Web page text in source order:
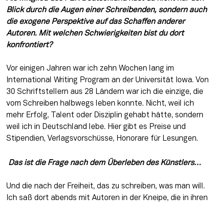
Blick durch die Augen einer Schreibenden, sondern auch
die exogene Perspektive auf das Schaffen anderer
Autoren. Mit welchen Schwierigkeiten bist du dort
konfrontiert?
Vor einigen Jahren war ich zehn Wochen lang im
International Writing Program an der Universität Iowa. Von
30 Schriftstellern aus 28 Ländern war ich die einzige, die
vom Schreiben halbwegs leben konnte. Nicht, weil ich
mehr Erfolg, Talent oder Disziplin gehabt hätte, sondern
weil ich in Deutschland lebe. Hier gibt es Preise und
Stipendien, Verlagsvorschüsse, Honorare für Lesungen.
Das ist die Frage nach dem Überleben des Künstlers…
Und die nach der Freiheit, das zu schreiben, was man will.
Ich saß dort abends mit Autoren in der Kneipe, die in ihren